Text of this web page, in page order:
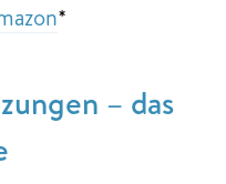
*
– das